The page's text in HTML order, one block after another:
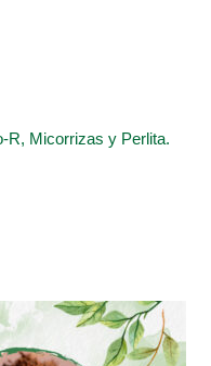
R, Micorrizas y Perlita.